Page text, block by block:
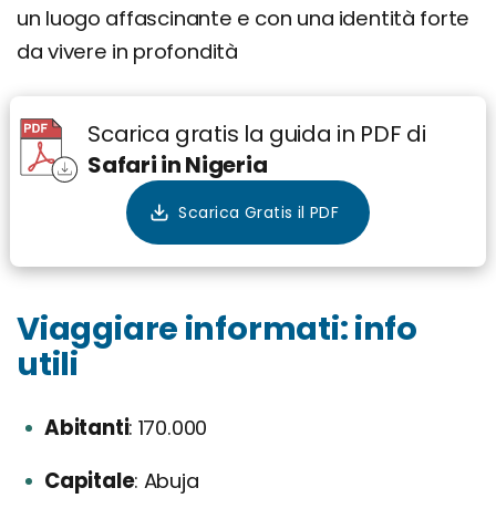
un luogo affascinante e con una identità forte
da vivere in profondità
Scarica gratis la guida in PDF di
Safari in Nigeria
Viaggiare informati: info
utili
Abitanti 170.000
Capitale Abuja